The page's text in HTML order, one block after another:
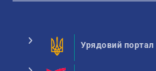
Урядовий портал